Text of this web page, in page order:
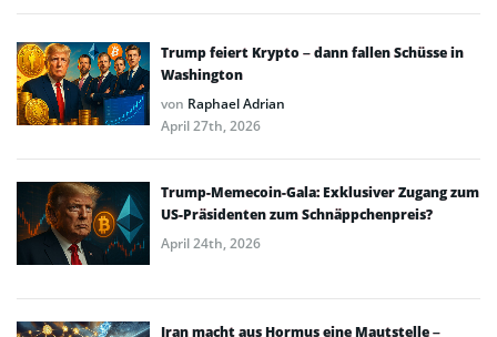
Trump feiert Krypto – dann fallen Schüsse in
Washington
von Raphael Adrian
April 27th, 2026
Trump-Memecoin-Gala: Exklusiver Zugang zum
US-Präsidenten zum Schnäppchenpreis?
April 24th, 2026
Iran macht aus Hormus eine Mautstelle –